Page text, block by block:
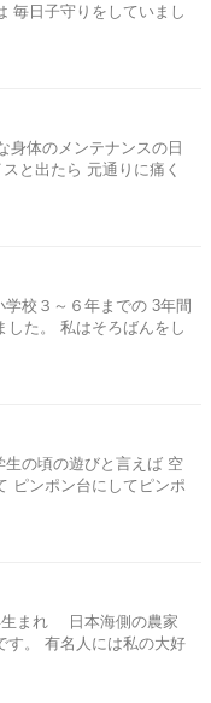
毎日子守りをしていまし
体のメンテナンスの日
と出たら 元通りに痛く
校３～６年までの 3年間
した。 私はそろばんをし
の頃の遊びと言えば 空
ピンポン台にしてピンポ
生まれ 日本海側の農家
す。 有名人には私の大好